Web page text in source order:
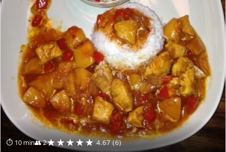
⏱ 10 min👥 2★★★★★ 4.67 (6)